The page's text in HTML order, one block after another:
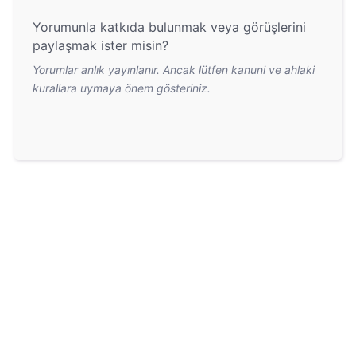
Yorumunla katkıda bulunmak veya görüşlerini
paylaşmak ister misin?
Yorumlar anlık yayınlanır. Ancak lütfen kanuni ve ahlaki
kurallara uymaya önem gösteriniz.